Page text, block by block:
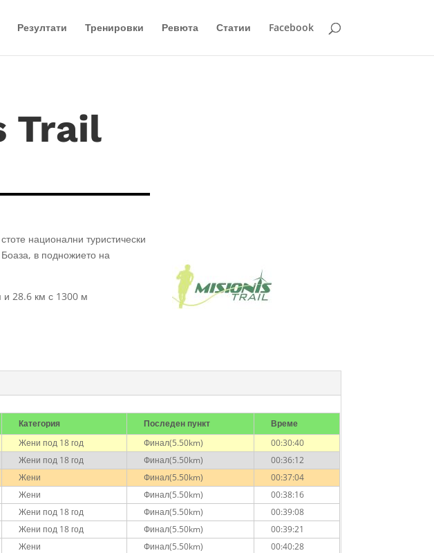
Резултати Тренировки Ревюта Статии Facebook
Trail
национални туристически
в подножието на
и 28.6 км с 1300 м
Категория Последен пункт
Време
Жени под 18 год Финал(5.50km)
00:30:40
Жени под 18 год Финал(5.50km)
00:36:12
Жени Финал(5.50km)
00:37:04
Жени Финал(5.50km)
00:38:16
Жени под 18 год Финал(5.50km)
00:39:08
Жени под 18 год Финал(5.50km)
00:39:21
Жени Финал(5.50km)
00:40:28